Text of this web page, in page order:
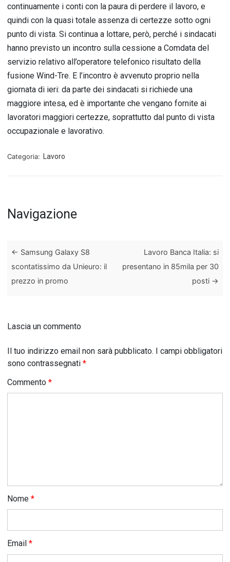
continuamente i conti con la paura di perdere il lavoro, e
quindi con la quasi totale assenza di certezze sotto ogni
punto di vista. Si continua a lottare, però, perché i sindacati
hanno previsto un incontro sulla cessione a Comdata del
servizio relativo all’operatore telefonico risultato della
fusione Wind-Tre. E l’incontro è avvenuto proprio nella
giornata di ieri: da parte dei sindacati si richiede una
maggiore intesa, ed è importante che vengano fornite ai
lavoratori maggiori certezze, soprattutto dal punto di vista
occupazionale e lavorativo.
Categoria: Lavoro
Navigazione
← Samsung Galaxy S8
scontatissimo da Unieuro: il
prezzo in promo
Lavoro Banca Italia: si
presentano in 85mila per 30
posti →
Lascia un commento
Il tuo indirizzo email non sarà pubblicato. I campi obbligatori
sono contrassegnati *
Commento *
Nome *
Email *